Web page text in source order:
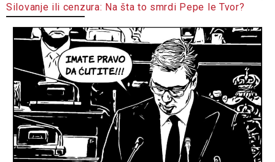
Silovanje ili cenzura: Na šta to smrdi Pepe le Tvor?